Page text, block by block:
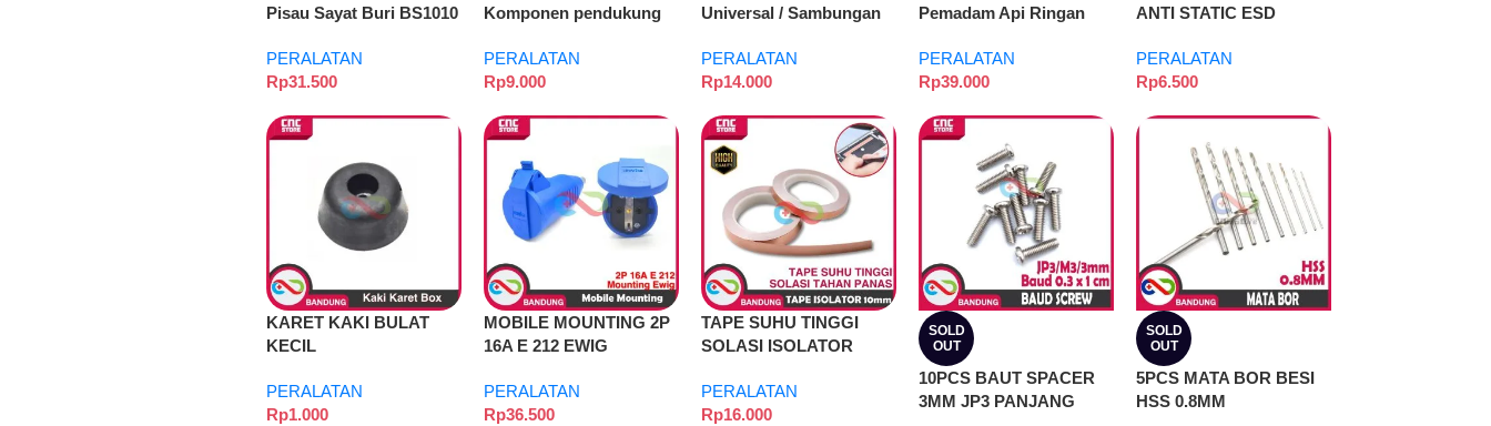
Pisau Sayat Buri BS1010
untuk Model dan
Finishing
PERALATAN
Rp31.500
Komponen pendukung
PERALATAN
Rp9.000
Universal / Sambungan
Tangan
PERALATAN
Rp14.000
Pemadam Api Ringan
FOAM Kelas AB
PERALATAN
Rp39.000
ANTI STATIC ESD
ANTISTATIC SERVICE
PROTEKSI STATIS
PERALATAN
Rp6.500
KARET KAKI BULAT
KECIL
PERALATAN
Rp1.000
MOBILE MOUNTING 2P
16A E 212 EWIG
PERALATAN
Rp36.500
TAPE SUHU TINGGI
SOLASI ISOLATOR
UNTUK KOMPONEN,
KABEL 3D PRINTER
PERALATAN
Rp16.000
SOLD
OUT
10PCS BAUT SPACER
3MM JP3 PANJANG
SOLD
OUT
5PCS MATA BOR BESI
HSS 0.8MM